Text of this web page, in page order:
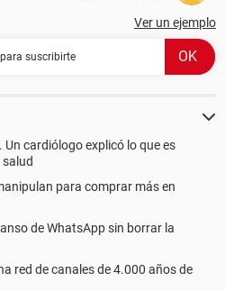
Ver un ejemplo
cardiólogo explicó lo que es
para comprar más en
de WhatsApp sin borrar la
red de canales de 4.000 años de